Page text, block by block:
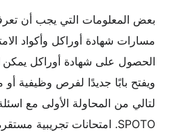
بعض المعلومات التي يجب أن
مسارات شهادة أوراكل وأكواد
الحصول على شهادة أوراكل يمكن
ويفتح بابًا جديدًا لفرص وظيفية أو
لتالي من المحاولة الأولى مع
SPOTO. امتحانات تجريبية مستقرة بنسبة 100%.